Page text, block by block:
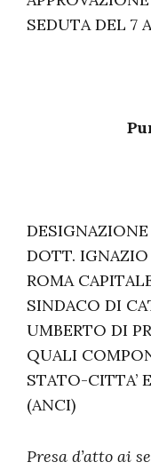
SEDUTA DEL 7
DESIGNAZIONE
DOTT.
ROMA
SINDACO DI
UMBERTO DI
QUALI
STATO-CITTA’
(ANCI)
Presa d’atto ai